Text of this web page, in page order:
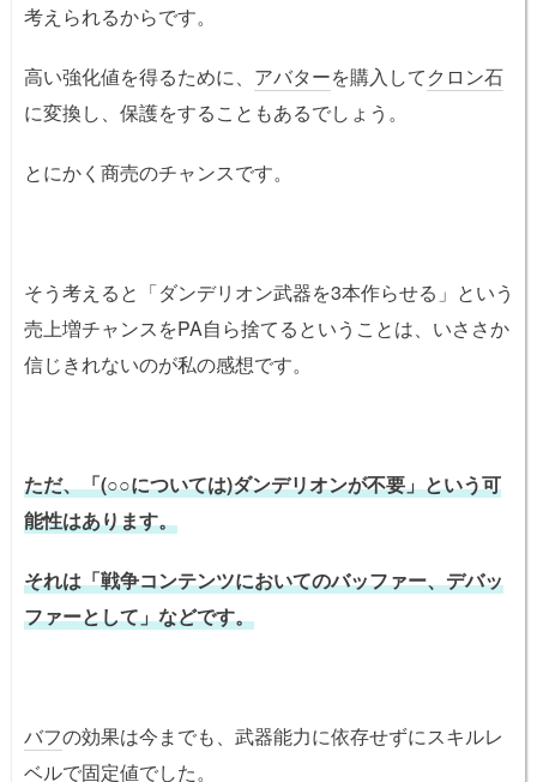
考えられるからです。
高い強化値を得るために、 アバターを購入してクロン石
に変換し、保護をすることもあるでしょう。
とにかく商売のチャンスです。
そう考えると「ダンデリオン武器を3本作らせる」という
売上増チャンスをPA自ら捨てるということは、いささか
信じきれないのが私の感想です。
ただ、「(○○については)ダンデリオンが不要」という可
能性はあります。
それは「戦争コンテンツにおいてのバッファー、デバッ
ファーとして」などです。
バフの効果は今までも、武器能力に依存せずにスキルレ
ベルで固定値でした。